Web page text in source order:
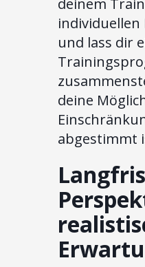
und lass dir
deine
abgestimmt